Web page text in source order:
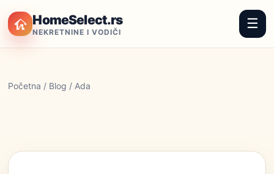
HomeSelect.rs
NEKRETNINE I VODIČI
☰
Početna / Blog / Ada